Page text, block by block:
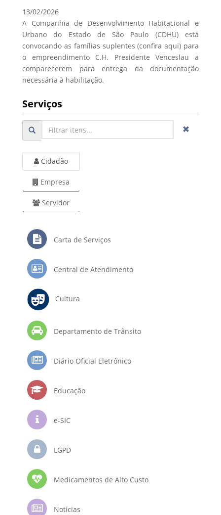
13/02/2026
A Companhia de Desenvolvimento Habitacional e
Urbano do Estado de São Paulo (CDHU) está
convocando as famílias suplentes (confira aqui) para
o empreendimento C.H. Presidente Venceslau a
comparecerem para entrega da documentação
necessária à habilitação.
Serviços
Cidadão
Empresa
Servidor
Carta de Serviços
Central de Atendimento
Cultura
Departamento de Trânsito
Diário Oficial Eletrônico
Educação
e-SIC
LGPD
Medicamentos de Alto Custo
Notícias